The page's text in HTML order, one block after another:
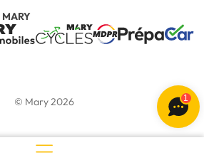
MARY
© Mary 2026 1